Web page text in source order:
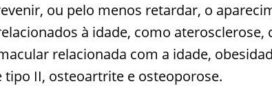
ou pelo menos retardar, o
à idade, como aterosclerose,
relacionada com a idade,
tipo II, osteoartrite e osteoporose.